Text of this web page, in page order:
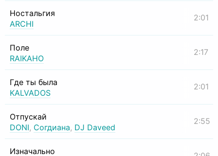
Ностальгия
ARCHI
2:01
Поле
RAIKAHO
2:17
Где ты была
KALVADOS
2:01
Отпускай
DONI, Согдиана, DJ Daveed
2:55
Изначально